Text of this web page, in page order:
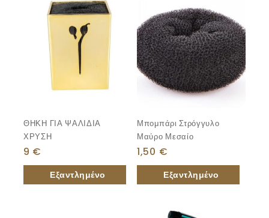
ΘΗΚΗ ΓΙΑ ΨΑΛΙΔΙΑ
ΧΡΥΣΗ
9 €
Μπομπάρι Στρόγγυλο
Μαύρο Μεσαίο
1,50 €